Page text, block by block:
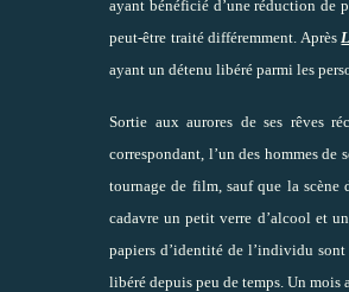
ayant bénéficié d’une réduction de
peut-être traité différemment. Après
ayant un détenu libéré parmi les
Sortie aux aurores de ses rêves
correspondant, l’un des hommes
tournage de film, sauf que la scène
cadavre un petit verre d’alcool et
papiers d’identité de l’individu
libéré depuis peu de temps. Un mois